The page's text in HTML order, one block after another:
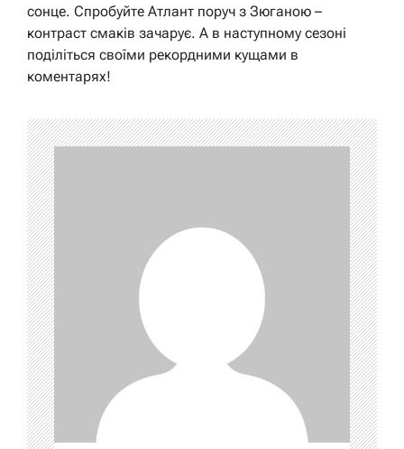
сонце. Спробуйте Атлант поруч з Зюганою –
контраст смаків зачарує. А в наступному сезоні
поділіться своїми рекордними кущами в
коментарях!